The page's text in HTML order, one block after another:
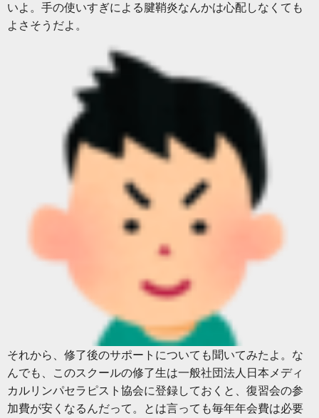
いよ。手の使いすぎによる腱鞘炎なんかは心配しなくても
よさそうだよ。
それから、修了後のサポートについても聞いてみたよ。な
んでも、このスクールの修了生は一般社団法人日本メディ
カルリンパセラピスト協会に登録しておくと、復習会の参
加費が安くなるんだって。とは言っても毎年年会費は必要